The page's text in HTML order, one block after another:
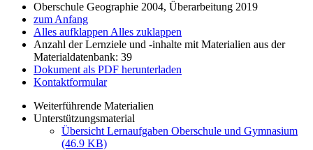
Oberschule Geographie 2004, Überarbeitung 2019
zum Anfang
Alles aufklappen Alles zuklappen
Anzahl der Lernziele und -inhalte mit Materialien aus der
Materialdatenbank: 39
Dokument als PDF herunterladen
Kontaktformular
Weiterführende Materialien
Unterstützungsmaterial
Übersicht Lernaufgaben Oberschule und Gymnasium
(46.9 KB)